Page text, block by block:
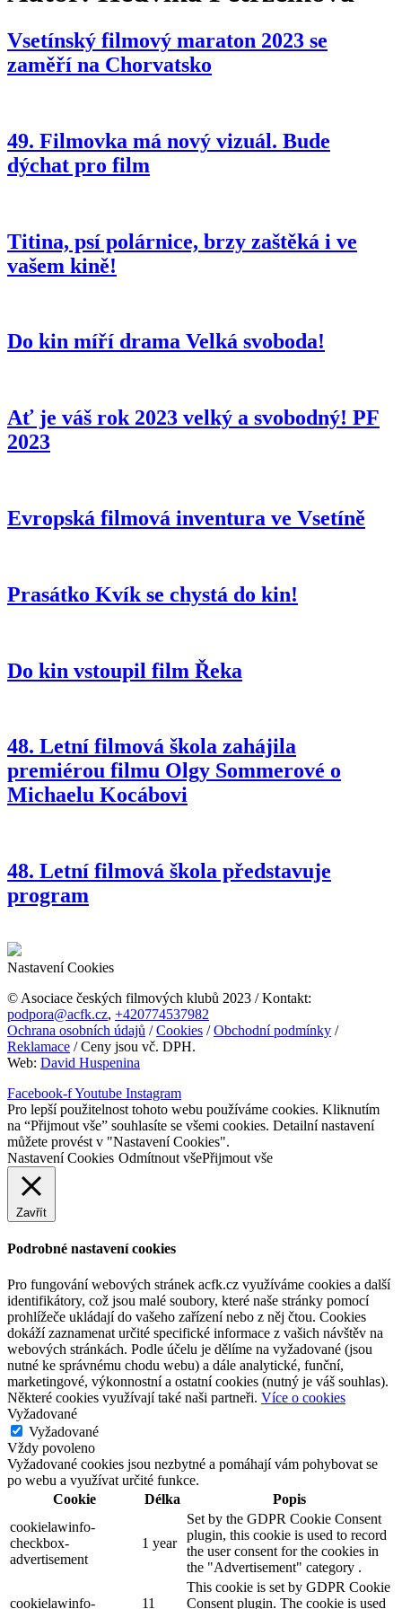
Vsetínský filmový maraton 2023 se
zaměří na Chorvatsko
49. Filmovka má nový vizuál. Bude
dýchat pro film
Titina, psí polárnice, brzy zaštěká i ve
vašem kině!
Do kin míří drama Velká svoboda!
Ať je váš rok 2023 velký a svobodný! PF
2023
Evropská filmová inventura ve Vsetíně
Prasátko Kvík se chystá do kin!
Do kin vstoupil film Řeka
48. Letní filmová škola zahájila
premiérou filmu Olgy Sommerové o
Michaelu Kocábovi
48. Letní filmová škola představuje
program
Nastavení Cookies
© Asociace českých filmových klubů 2023 / Kontakt:
podpora@acfk.cz, +420774537982
Ochrana osobních údajů /Cookies /Obchodní podmínky /
Reklamace / Ceny jsou vč. DPH.
Web: David Huspenina
Facebook-fYoutube Instagram
Pro lepší použitelnost tohoto webu používáme cookies. Kliknutím
na “Přijmout vše” souhlasíte se všemi cookies. Detailní nastavení
můžete provést v "Nastavení Cookies".
Nastavení Cookies Odmítnout všePřijmout vše
Zavřít
Podrobné nastavení cookies
Pro fungování webových stránek acfk.cz využíváme cookies a další
identifikátory, což jsou malé soubory, které naše stránky pomocí
prohlížeče ukládají do vašeho zařízení nebo z něj čtou. Cookies
dokáží zaznamenat určité specifické informace z vašich návštěv na
webových stránkách. Podle účelu je dělíme na vyžadované (jsou
nutné ke správnému chodu webu) a dále analytické, funční,
marketingové, výkonnostní a ostatní cookies (nutný je váš souhlas).
Některé cookies využívají také naši partneři. Více o cookies
Vyžadované
Vyžadované
Vždy povoleno
Vyžadované cookies jsou nezbytné a pomáhají vám pohybovat se
po webu a využívat určité funkce.
Cookie
Délka
Popis
cookielawinfo-
checkbox-
advertisement
1 year
Set by the GDPR Cookie Consent
plugin, this cookie is used to record
the user consent for the cookies in
the "Advertisement" category .
cookielawinfo- 11
This cookie is set by GDPR Cookie
Consent plugin. The cookie is used